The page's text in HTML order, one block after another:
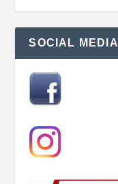
SOCIAL MEDIA